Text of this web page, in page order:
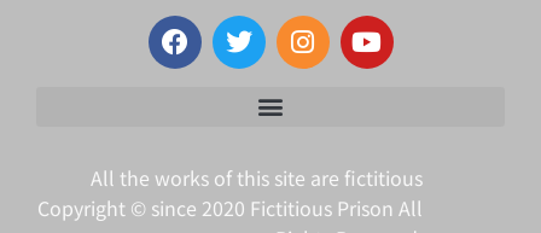
All the works of this site are fictitious
Copyright © since 2020 Fictitious Prison All